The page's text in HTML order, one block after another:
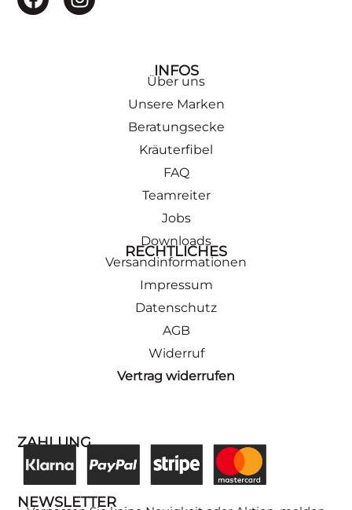
INFOS
Über uns
Unsere Marken
Beratungsecke
Kräuterfibel
FAQ
Teamreiter
Jobs
Downloads
RECHTLICHES
Versandinformationen
Impressum
Datenschutz
AGB
Widerruf
Vertrag widerrufen
ZAHLUNG
NEWSLETTER